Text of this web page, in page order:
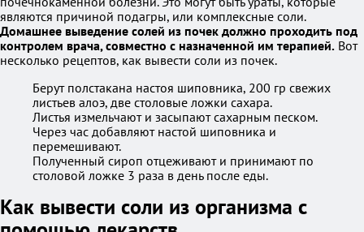
являются причиной подагры, или комплексные соли.
Домашнее выведение солей из почек должно проходить под
контролем врача, совместно с назначенной им терапией. Вот
несколько рецептов, как вывести соли из почек.
Берут полстакана настоя шиповника, 200 гр свежих
листьев алоэ, две столовые ложки сахара.
Листья измельчают и засыпают сахарным песком.
Через час добавляют настой шиповника и
перемешивают.
Полученный сироп отцеживают и принимают по
столовой ложке 3 раза в день после еды.
Как вывести соли из организма с